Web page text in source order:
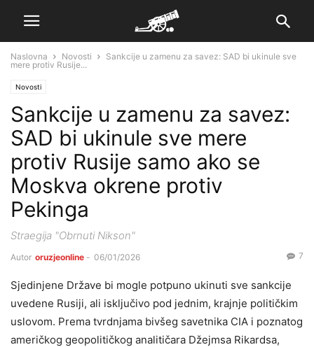
Naslovna Novosti
Sankcije u zamenu za savez: SAD bi ukinule sve
mere protiv Rusije...
Novosti
Sankcije u zamenu za savez:
SAD bi ukinule sve mere
protiv Rusije samo ako se
Moskva okrene protiv
Pekinga
Straegija "Obrnuti Nikson"
Autor oruzjeonline - 06/01/2026 7
Sjedinjene Države bi mogle potpuno ukinuti sve sankcije
uvedene Rusiji, ali isključivo pod jednim, krajnje političkim
uslovom. Prema tvrdnjama bivšeg savetnika CIA i poznatog
američkog geopolitičkog analitičara Džejmsa Rikardsa,